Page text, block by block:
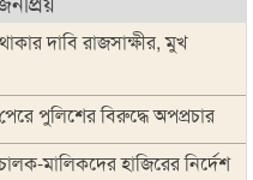
দাবি রাজসাক্ষীর, মুখ
পুলিশের বিরুদ্ধে অপপ্রচার
মালিকদের হাজিরের নির্দেশ